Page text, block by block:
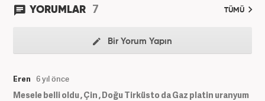
YORUMLAR 7 TÜMÜ
Bir Yorum Yapın
Eren 6 yıl önce
Mesele belli oldu , Çin , Doğu Tirküsto da Gaz platin uranyum